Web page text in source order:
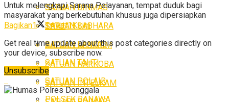
SATUAN BINMAS
SATUAN SABHARA
SATUAN LANTAS
SATUAN TAHTI
SATUAN POLAIR
POLSEK BANAWA
SIUM
SPKT
SATUAN RESKRIM
SATUAN NARKOBA
SATUAN INTELKAM
Untuk melengkapi Sarana Pelayanan, tempat duduk bagi
masyarakat yang berkebutuhan khusus juga dipersiapkan
Bagikan1 Tweet1Kirim
Get real time update about this post categories directly on
your device, subscribe now.
Unsubscribe